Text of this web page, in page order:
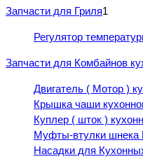
Запчасти для Гриля1
Регулятор
Запчасти для Комбайнов
Двигатель ( Мотор )
Крышка чаши
Куплер ( шток )
Муфты-втулки шнека
Насадки для